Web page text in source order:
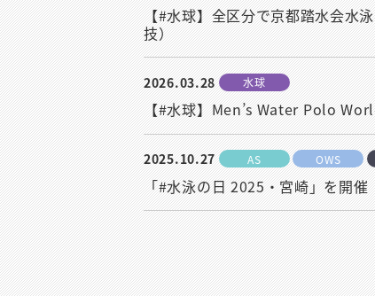
【#水球】全区分で京都踏水会水
技）
2026.03.28 水球
【#水球】Men’s Water Polo
2025.10.27 AS OWS
「#水泳の日 2025・宮崎」を開催